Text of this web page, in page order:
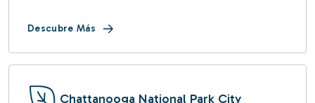
Descubre Más
Chattanooga National Park City